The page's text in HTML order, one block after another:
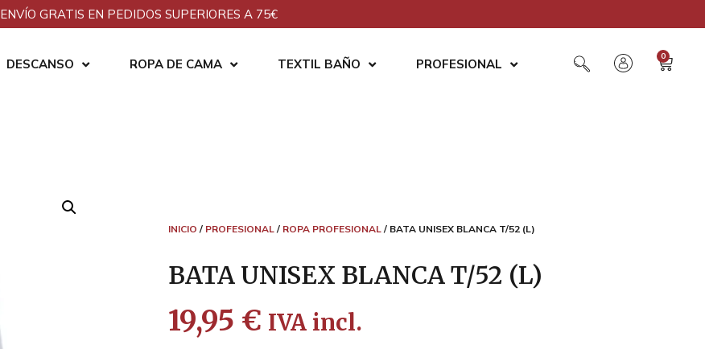
ENVÍO GRATIS EN PEDIDOS SUPERIORES A 75€
DESCANSO ROPA DE CAMA TEXTIL BAÑO PROFESIONAL
0
INICIO / PROFESIONAL/ ROPA PROFESIONAL/ BATA UNISEX BLANCA T/52 (L)
BATA UNISEX BLANCA T/52 (L)
19,95 € IVA incl.